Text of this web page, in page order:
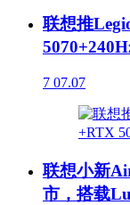
联想推
7 07.07
联想小新
市，搭载